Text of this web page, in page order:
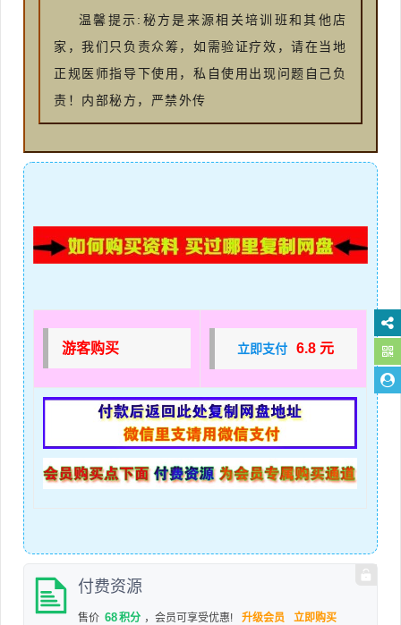
温馨提示:秘方是来源相关培训班和其他店
家，我们只负责众筹，如需验证疗效，请在当地
正规医师指导下使用，私自使用出现问题自己负
责！内部秘方，严禁外传
游客购买 立即支付 6.8 元
付费资源
售价 68积分 ，会员可享受优惠! 升级会员 立即购买